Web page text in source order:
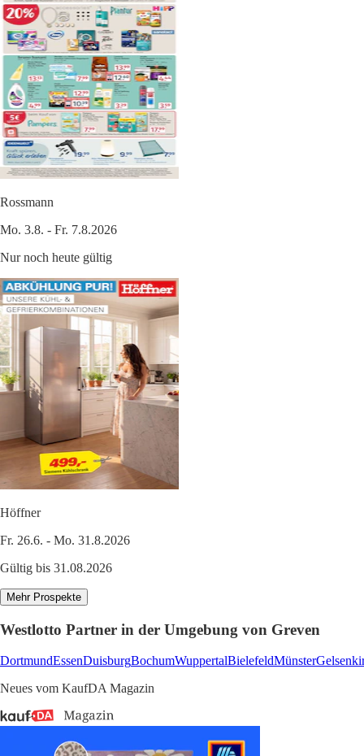
Rossmann
Mo. 3.8. - Fr. 7.8.2026
Nur noch heute gültig
Höffner
Fr. 26.6. - Mo. 31.8.2026
Gültig bis 31.08.2026
Mehr Prospekte
Westlotto Partner in der Umgebung von Greven
DortmundEssenDuisburgBochumWuppertalBielefeldMünster
Neues vom KaufDA Magazin